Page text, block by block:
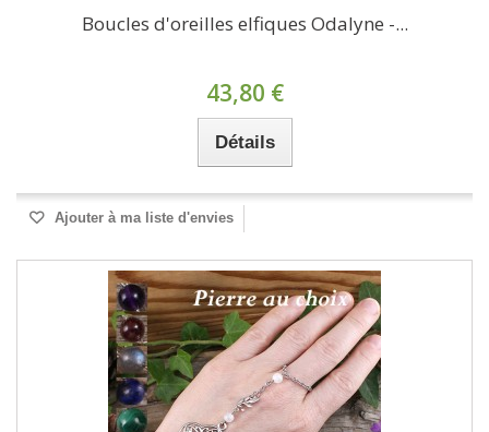
Boucles d'oreilles elfiques Odalyne -...
43,80 €
Détails
Ajouter à ma liste d'envies